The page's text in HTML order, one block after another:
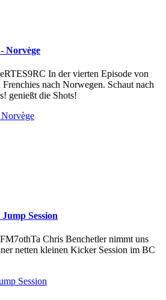
Norvège
In der vierten Episode von
nach Norwegen. Schaut nach
genießt die Shots!
Session
Chris Benchetler nimmt uns
netten kleinen Kicker Session im BC
Session